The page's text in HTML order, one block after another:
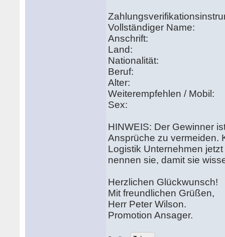
Vollständiger Name:
Anschrift:
Land:
Nationalität:
Beruf:
Alter:
Weiterempfehlen / Mobil:
Sex:
HINWEIS: Der Gewinner
Ansprüche zu vermeiden.
Logistik Unternehmen
nennen sie, damit sie
Herzlichen Glückwunsch!
Mit freundlichen Grüßen,
Herr Peter Wilson.
Promotion Ansager.